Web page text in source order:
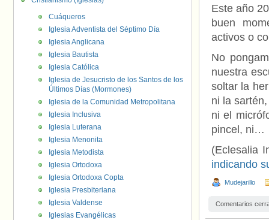
Este año
buen
activos o
No
nuestra
soltar la
ni la
ni el
pincel, ni…
(Eclesalia
indicando
Mudejarillo
Comentarios
Cuáqueros
Iglesia Adventista del Séptimo Día
Iglesia Anglicana
Iglesia Bautista
Iglesia Católica
Iglesia de Jesucristo de los Santos de los
Últimos Días (Mormones)
Iglesia de la Comunidad Metropolitana
Iglesia Inclusiva
Iglesia Luterana
Iglesia Menonita
Iglesia Metodista
Iglesia Ortodoxa
Iglesia Ortodoxa Copta
Iglesia Presbiteriana
Iglesia Valdense
Iglesias Evangélicas